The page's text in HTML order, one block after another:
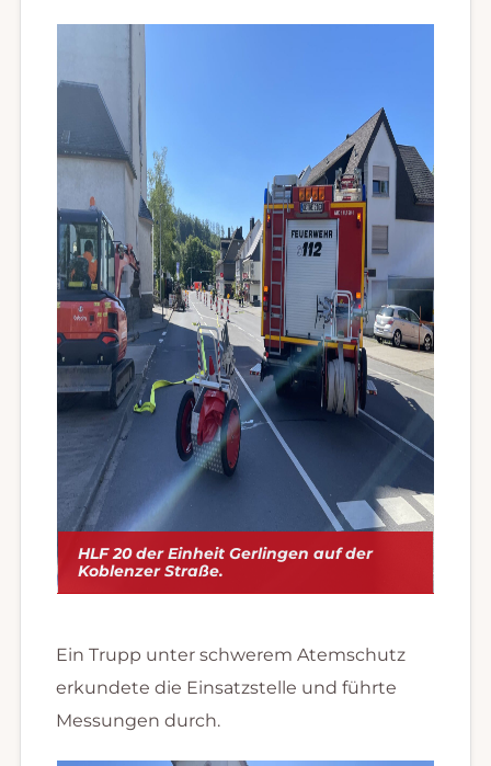
HLF 20 der Einheit Gerlingen auf der
Koblenzer Straße.
Ein Trupp unter schwerem Atemschutz
erkundete die Einsatzstelle und führte
Messungen durch.